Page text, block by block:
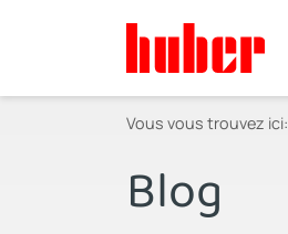
Vous vous trouvez ici:
Blog